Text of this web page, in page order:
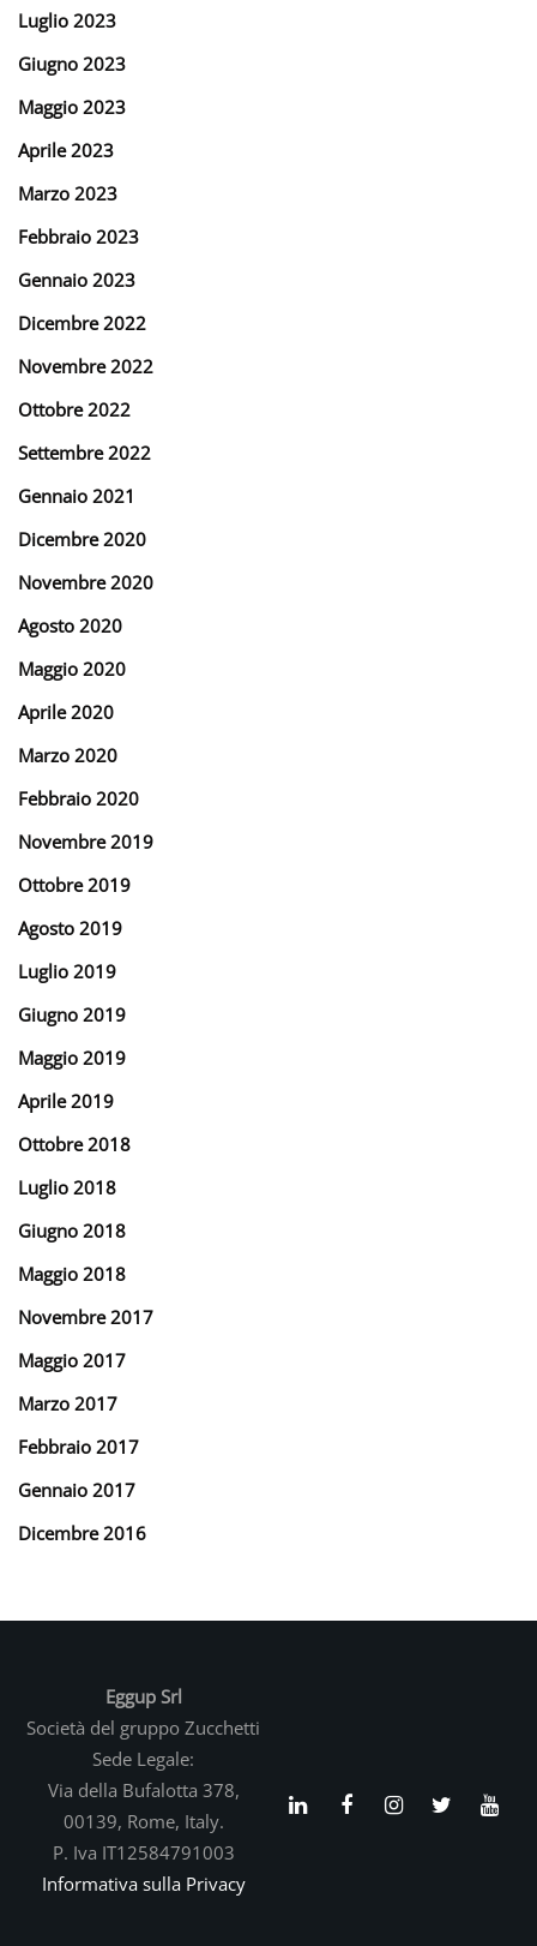
Luglio 2023
Giugno 2023
Maggio 2023
Aprile 2023
Marzo 2023
Febbraio 2023
Gennaio 2023
Dicembre 2022
Novembre 2022
Ottobre 2022
Settembre 2022
Gennaio 2021
Dicembre 2020
Novembre 2020
Agosto 2020
Maggio 2020
Aprile 2020
Marzo 2020
Febbraio 2020
Novembre 2019
Ottobre 2019
Agosto 2019
Luglio 2019
Giugno 2019
Maggio 2019
Aprile 2019
Ottobre 2018
Luglio 2018
Giugno 2018
Maggio 2018
Novembre 2017
Maggio 2017
Marzo 2017
Febbraio 2017
Gennaio 2017
Dicembre 2016
Eggup Srl
Società del gruppo Zucchetti
Sede Legale:
Via della Bufalotta 378,
00139, Rome, Italy.
P. Iva IT12584791003
Informativa sulla Privacy